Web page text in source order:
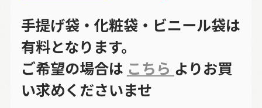
手提げ袋・化粧袋・ビニール袋は
有料となります。
ご希望の場合は こちら よりお買
い求めくださいませ